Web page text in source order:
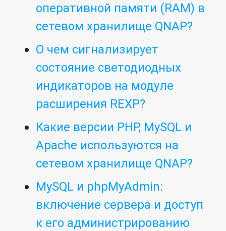
оперативной памяти (RAM) в
сетевом хранилище QNAP?
О чем сигнализирует
состояние светодиодных
индикаторов на модуле
расширения REXP?
Какие версии PHP, MySQL и
Apache используются на
сетевом хранилище QNAP?
MySQL и phpMyAdmin:
включение сервера и доступ
к его администрированию